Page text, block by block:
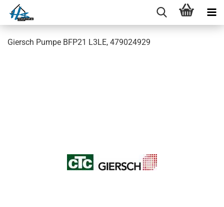
Giersch Pumpe BFP21 L3LE, 479024929